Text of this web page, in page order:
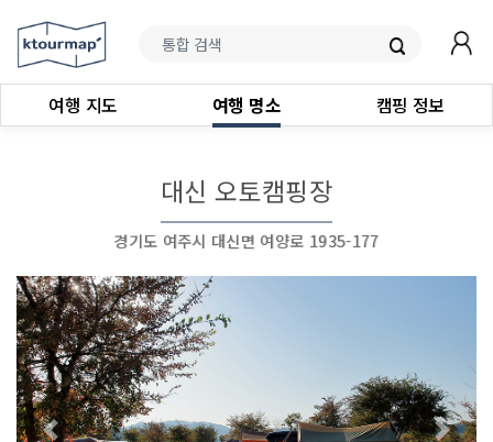
여행 지도 여행 명소 캠핑 정보
대신 오토캠핑장
경기도 여주시 대신면 여양로 1935-177